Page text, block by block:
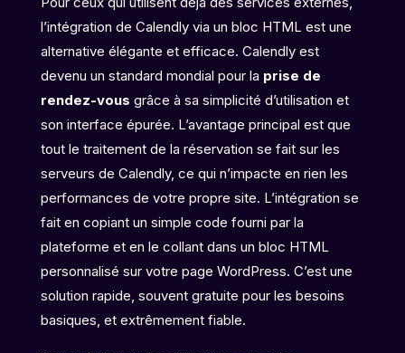
l’intégration de Calendly via un bloc HTML est une
alternative élégante et efficace. Calendly est
devenu un standard mondial pour la prise de
rendez-vous grâce à sa simplicité d’utilisation et
son interface épurée. L’avantage principal est que
tout le traitement de la réservation se fait sur les
serveurs de Calendly, ce qui n’impacte en rien les
performances de votre propre site. L’intégration se
fait en copiant un simple code fourni par la
plateforme et en le collant dans un bloc HTML
personnalisé sur votre page WordPress. C’est une
solution rapide, souvent gratuite pour les besoins
basiques, et extrêmement fiable.